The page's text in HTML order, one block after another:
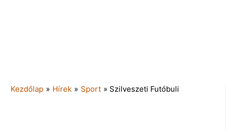
Kezdőlap » Hírek » Sport » Szilveszeti Futóbuli